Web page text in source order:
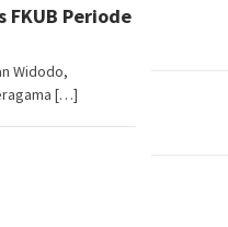
FKUB Periode
Widodo,
[…]